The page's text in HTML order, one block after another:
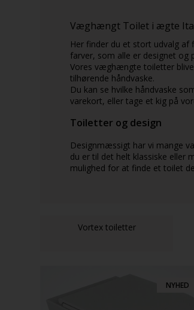
Væghængt Toilet i ægte
Her finder du et stort udvalg
farver, som alle er designet og
Vores væghængte toiletter
tilhørende håndvaske.
Du kan se hvilke håndvaske
varekort, eller tage et kig på
Toiletter og design
Designmæssigt har vi mange
du er til det helt klassiske eller
mulighed for at finde et toilet
Vortex toiletter
NYHED